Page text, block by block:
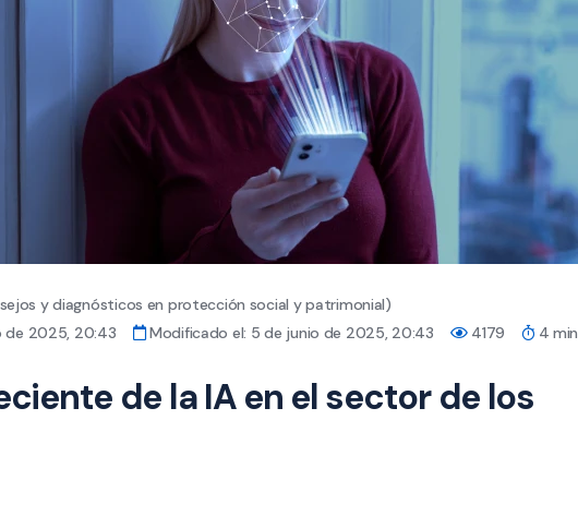
y diagnósticos en protección social y patrimonial)
de 2025, 20:43
Modificado el: 5 de junio de 2025, 20:43 4179 4 min
de la IA en el sector de los